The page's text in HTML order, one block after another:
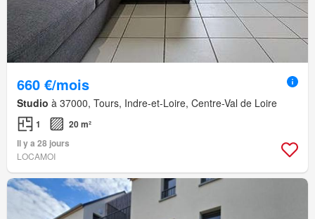
660 €/mois
Studio à 37000, Tours, Indre-et-Loire, Centre-Val de Loire
1
20 m²
Il y a 28 jours
LOCAMOI